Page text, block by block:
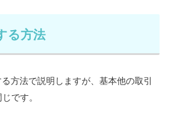
る方法
方法で説明しますが、基本他の取引
です。